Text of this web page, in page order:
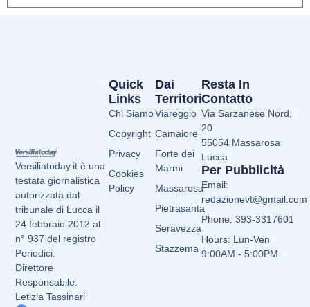
Versiliatoday.it è una
testata giornalistica
autorizzata dal
tribunale di Lucca il
24 febbraio 2012 al
n° 937 del registro
Periodici.
Direttore
Responsabile:
Letizia Tassinari
Dai
Territori
Viareggio
Camaiore
Forte dei
Marmi
Massarosa
Pietrasanta
Seravezza
Stazzema
Quick
Links
Chi Siamo
Copyright
Privacy
Cookies
Policy
Resta In
Contatto
Via Sarzanese Nord,
20
55054 Massarosa
Lucca
Per Pubblicità
Email:
redazionevt@gmail.com
Phone: 393-3317601
Hours: Lun-Ven
9:00AM - 5:00PM